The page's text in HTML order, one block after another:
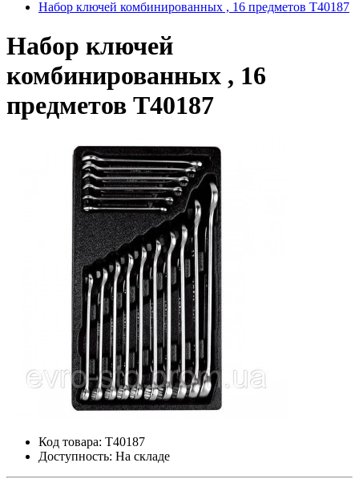
Набор ключей комбинированных , 16 предметов T40187
Набор ключей
комбинированных , 16
предметов T40187
Код товара: T40187
Доступность: На складе